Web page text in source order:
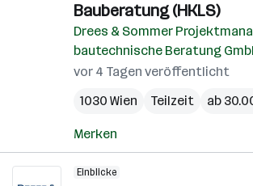
Bauberatung (HKLS)
Drees & Sommer
bautechnische Beratung
vor 4 Tagen veröffentlicht
1030 Wien
Teilzeit ab
Merken
Einblicke